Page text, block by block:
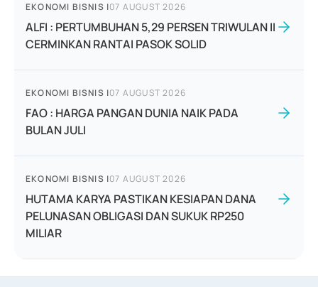
EKONOMI BISNIS |07 AUGUST 2026
ALFI : PERTUMBUHAN 5,29 PERSEN TRIWULAN II
CERMINKAN RANTAI PASOK SOLID
EKONOMI BISNIS |07 AUGUST 2026
FAO : HARGA PANGAN DUNIA NAIK PADA
BULAN JULI
EKONOMI BISNIS |07 AUGUST 2026
HUTAMA KARYA PASTIKAN KESIAPAN DANA
PELUNASAN OBLIGASI DAN SUKUK RP250
MILIAR